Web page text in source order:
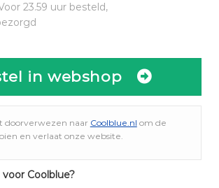
23.59 uur besteld,
in webshop
doorverwezen naar Coolblue.nl om de
en verlaat onze website.
Coolblue?